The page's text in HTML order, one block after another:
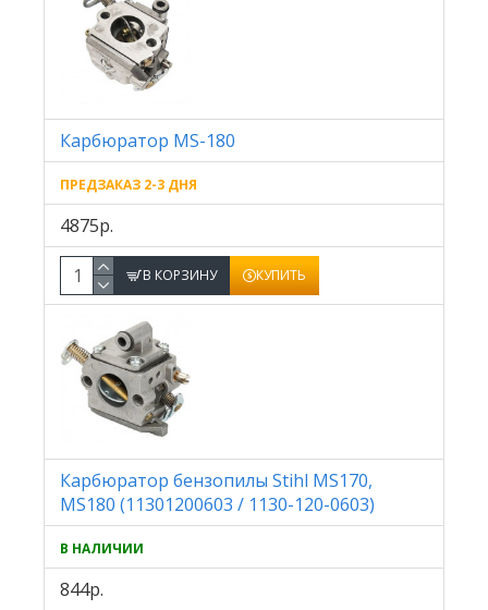
Карбюратор MS-180
ПРЕДЗАКАЗ 2-3 ДНЯ
4875р.
В КОРЗИНУ КУПИТЬ
Карбюратор бензопилы Stihl MS170,
MS180 (11301200603 / 1130-120-0603)
В НАЛИЧИИ
844р.